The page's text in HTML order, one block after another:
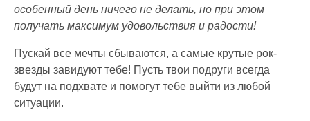
особенный день ничего не делать, но при этом
получать максимум удовольствия и радости!
Пускай все мечты сбываются, а самые крутые рок-
звезды завидуют тебе! Пусть твои подруги всегда
будут на подхвате и помогут тебе выйти из любой
ситуации.